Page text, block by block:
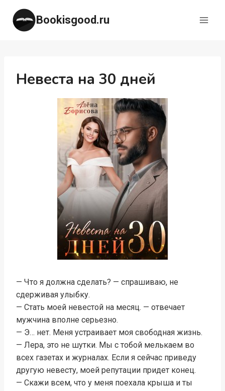
Перейти
содержимому
Bookisgood.ru
Невеста на 30 дней
— Что я должна сделать? — спрашиваю, не
сдерживая улыбку.
— Стать моей невестой на месяц. — отвечает
мужчина вполне серьезно.
— Э… нет. Меня устраивает моя свободная жизнь.
— Лера, это не шутки. Мы с тобой мелькаем во
всех газетах и журналах. Если я сейчас приведу
другую невесту, моей репутации придет конец.
— Скажи всем, что у меня поехала крыша и ты